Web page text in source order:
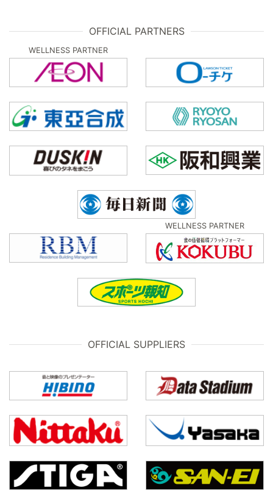
OFFICIAL PARTNERS
WELLNESS PARTNER
WELLNESS PARTNER
OFFICIAL SUPPLIERS